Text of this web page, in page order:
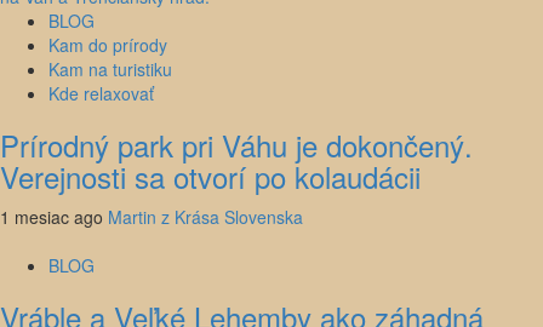
BLOG
Kam do prírody
Kam na turistiku
Kde relaxovať
Prírodný park pri Váhu je dokončený.
Verejnosti sa otvorí po kolaudácii
1 mesiac ago Martin z Krása Slovenska
BLOG
Vráble a Veľké Lehemby ako záhadná